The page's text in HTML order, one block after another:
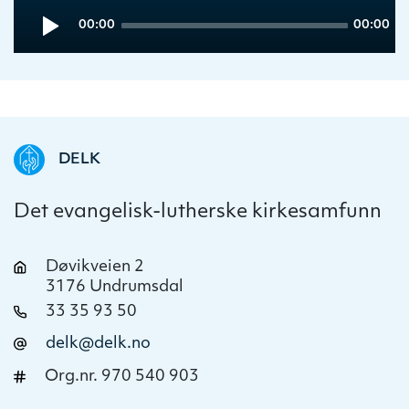
Player
Current
00:00
Total
00:00
DELK
Det evangelisk-lutherske kirkesamfunn
Døvikveien 2
3176 Undrumsdal
33 35 93 50
delk@delk.no
Org.nr. 970 540 903